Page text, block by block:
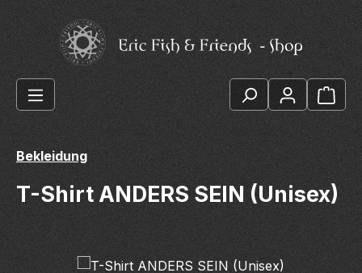
Zum Hauptinhalt springen
Bekleidung
T-Shirt ANDERS SEIN (Unisex)
Bildergalerie überspringen